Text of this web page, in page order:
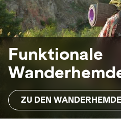
Funktionale
ZU DEN